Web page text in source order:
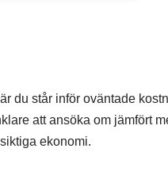
du står inför oväntade
att ansöka om jämfört
ekonomi.